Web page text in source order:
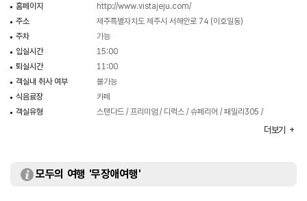
홈페이지
http://www.vistajeju.com/
주소
제주특별자치도 제주시 서해안로 74 (이호일동)
주차
가능
입실시간
15:00
퇴실시간
11:00
객실내 취사 여부
불가능
식음료장
카페
객실유형
스탠다드 / 프리미엄 / 디럭스 / 슈페리어 / 패밀리305 /
더보기
모두의 여행 '무장애여행'